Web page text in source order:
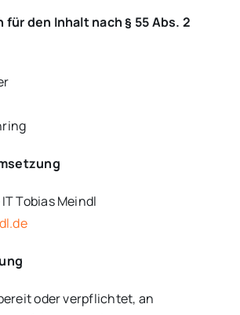
den Inhalt nach § 55 Abs. 2
Tobias Meindl
oder verpflichtet, an